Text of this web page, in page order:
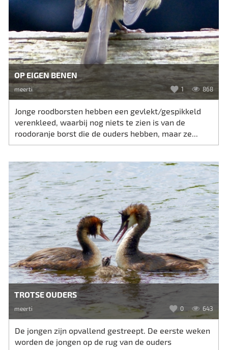
OP EIGEN BENEN
meerti 1 868
Jonge roodborsten hebben een gevlekt/gespikkeld
verenkleed, waarbij nog niets te zien is van de
roodoranje borst die de ouders hebben, maar ze...
TROTSE OUDERS
meerti 0 643
De jongen zijn opvallend gestreept. De eerste weken
worden de jongen op de rug van de ouders